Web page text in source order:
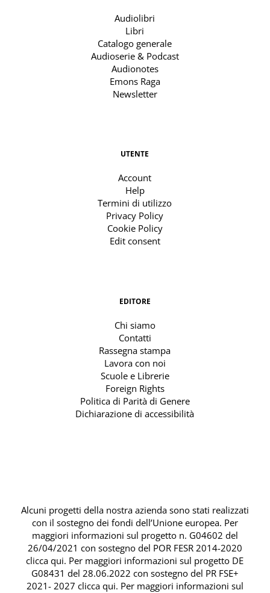
Audiolibri
Libri
Catalogo generale
Audioserie & Podcast
Audionotes
Emons Raga
Newsletter
UTENTE
Account
Help
Termini di utilizzo
Privacy Policy
Cookie Policy
Edit consent
EDITORE
Chi siamo
Contatti
Rassegna stampa
Lavora con noi
Scuole e Librerie
Foreign Rights
Politica di Parità di Genere
Dichiarazione di accessibilità
Alcuni progetti della nostra azienda sono stati realizzati
con il sostegno dei fondi dell’Unione europea. Per
maggiori informazioni sul progetto n. G04602 del
26/04/2021 con sostegno del POR FESR 2014-2020
clicca qui. Per maggiori informazioni sul progetto DE
G08431 del 28.06.2022 con sostegno del PR FSE+
2021- 2027 clicca qui. Per maggiori informazioni sul